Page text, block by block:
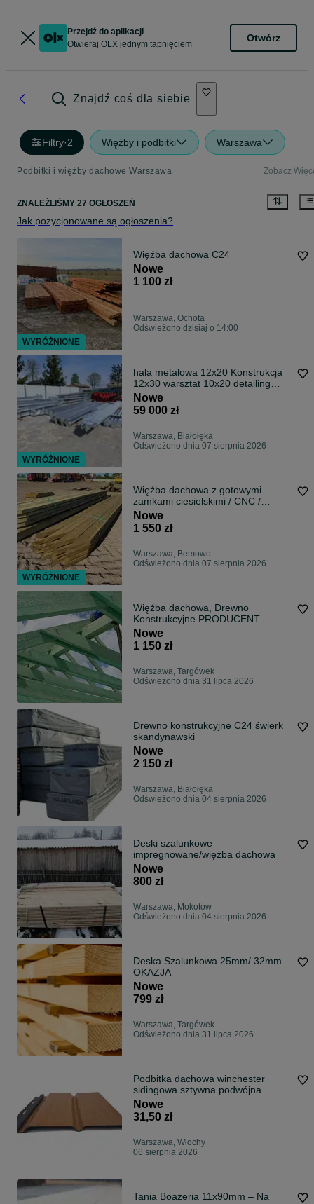
Przejdź do aplikacji
Otwieraj OLX jednym tapnięciem
Otwórz
Znajdź coś dla siebie
Filtry·2 Więźby i podbitki Warszawa
Podbitki i więźby dachowe Warszawa Zobacz
ZNALEŹLIŚMY 27 OGŁOSZEŃ
Jak pozycjonowane są ogłoszenia?
Więźba dachowa C24
Nowe
1 100 zł
Warszawa, Ochota
Odświeżono dzisiaj o 14:00
hala metalowa 12x20 Konstrukcja
12x30 warsztat 10x20 detailing
12x25
Nowe
59 000 zł
Warszawa, Białołęka
Odświeżono dnia 07 sierpnia 2026
Więźba dachowa z gotowymi
zamkami ciesielskimi / CNC /
prefabrykowana
Nowe
1 550 zł
Warszawa, Bemowo
Odświeżono dnia 07 sierpnia 2026
Więźba dachowa, Drewno
Konstrukcyjne PRODUCENT
Nowe
1 150 zł
Warszawa, Targówek
Odświeżono dnia 31 lipca 2026
Drewno konstrukcyjne C24 świerk
skandynawski
Nowe
2 150 zł
Warszawa, Białołęka
Odświeżono dnia 04 sierpnia 2026
Deski szalunkowe
impregnowane/więźba dachowa
Nowe
800 zł
Warszawa, Mokotów
Odświeżono dnia 04 sierpnia 2026
Deska Szalunkowa 25mm/ 32mm
OKAZJA
Nowe
799 zł
Warszawa, Targówek
Odświeżono dnia 31 lipca 2026
Podbitka dachowa winchester
sidingowa sztywna podwójna
Nowe
31,50 zł
Warszawa, Włochy
06 sierpnia 2026
Tania Boazeria 11x90mm – Na
WYRÓŻNIONE
WYRÓŻNIONE
WYRÓŻNIONE